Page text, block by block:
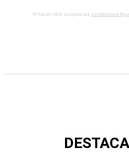
Al hacer click aceptas las condiciones